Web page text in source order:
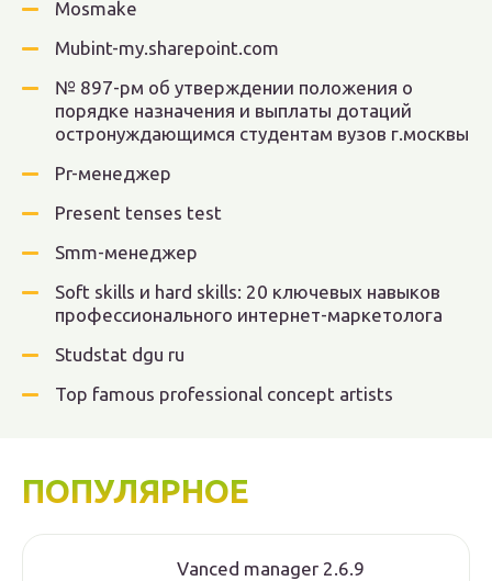
Mosmake
Mubint-my.sharepoint.com
№ 897-рм об утверждении положения о
порядке назначения и выплаты дотаций
остронуждающимся студентам вузов г.москвы
Pr-менеджер
Present tenses test
Smm-менеджер
Soft skills и hard skills: 20 ключевых навыков
профессионального интернет-маркетолога
Studstat dgu ru
Top famous professional concept artists
ПОПУЛЯРНОЕ
Vanced manager 2.6.9